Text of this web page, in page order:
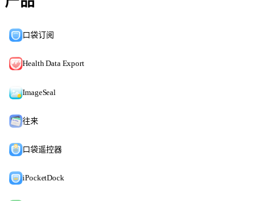
口袋订阅
Health Data Export
ImageSeal
往来
口袋遥控器
iPocketDock